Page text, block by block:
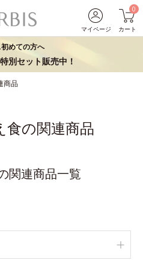
マイページ
0
カート
めての方へ
別セット販売中！
商品
食の関連商品
関連商品一覧